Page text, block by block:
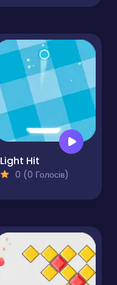
Light Hit
0 (0 Голосів)